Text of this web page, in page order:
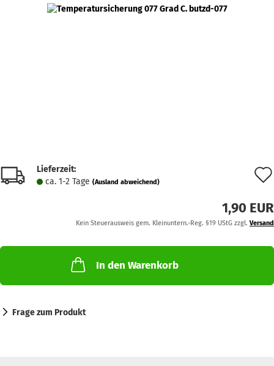
Lieferzeit:
ca. 1-2 Tage (Ausland abweichend)
1,90 EUR
Kein Steuerausweis gem. Kleinuntern.-Reg. §19 UStG zzgl. Versand
In den Warenkorb
Frage zum Produkt